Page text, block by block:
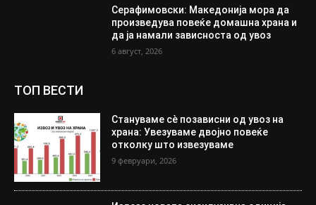
Серафимовски: Македонија мора да
произведува повеќе домашна храна и
да ја намали зависноста од увоз
6 август, 2026
ТОП ВЕСТИ
Стануваме сè позависни од увоз на
храна: Увезуваме двојно повеќе
отколку што извезуваме
9 февруари, 2026